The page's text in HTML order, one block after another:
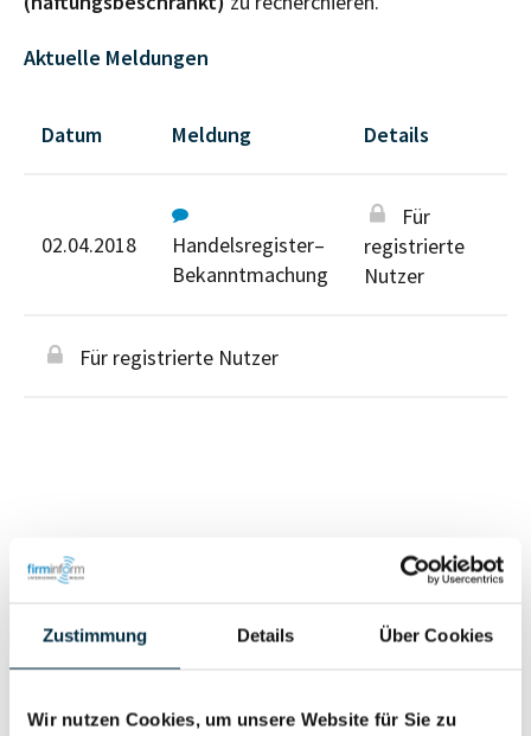
Zustimmung Details Über Cookies
Wir nutzen Cookies, um unsere Website für Sie zu
Aktuelle Meldungen
Datum Meldung Details
02.04.2018
Handelsregister–
Bekanntmachung
Für
registrierte
Nutzer
Für registrierte Nutzer
Personen im Unternehmen
Geschäftsführer (1)
Für registrierte